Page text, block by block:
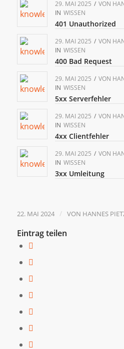
29. MAI 2025 / VON
IN WISSEN
401 Unauthorized
29. MAI 2025 / VON
IN WISSEN
400 Bad Request
29. MAI 2025 / VON
IN WISSEN
5xx Serverfehler
29. MAI 2025 / VON
IN WISSEN
4xx Clientfehler
29. MAI 2025 / VON
IN WISSEN
3xx Umleitung
22. MAI 2024 / VON HANNES
Eintrag teilen